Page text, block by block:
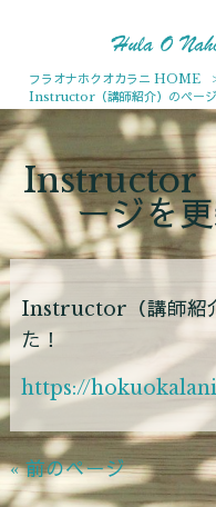
フラオナホクオカラニ HOME
Instructor（講師紹介）のページ
Instructor
ージを
Instructor（講師紹
た！
https://
« 前のページ